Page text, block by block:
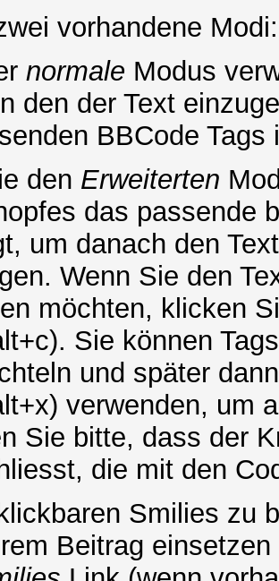
vorhandene
normale Modus
den der Text
BBCode
den Erweiterten
das passende
um danach den
Wenn Sie den
möchten, klicken
Sie können
und später
verwenden, um
Sie bitte, dass der
die mit den
Smilies zu
Beitrag